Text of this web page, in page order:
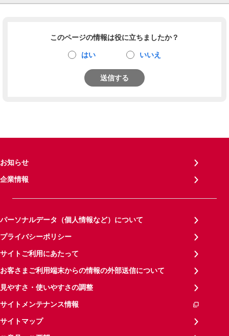
このページの情報は役に立ちましたか？
はい いいえ
送信する
お知らせ
企業情報
パーソナルデータ（個人情報など）について
プライバシーポリシー
サイトご利用にあたって
お客さまご利用端末からの情報の外部送信について
見やすさ・使いやすさの調整
サイトメンテナンス情報
サイトマップ